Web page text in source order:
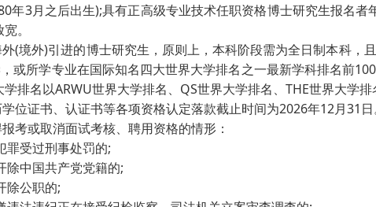
年3月之后出生);具有正高级专业技术任职资格博士研究生报名
。
(境外)引进的博士研究生，原则上，本科阶段需为全日制本科
或所学专业在国际知名四大世界大学排名之一最新学科排名前
学排名以ARWU世界大学排名、QS世界大学排名、THE世界大学排
位证书、认证书等各项资格认定落款截止时间为2026年12月31日
考或取消面试考核、聘用资格的情形：
罪受过刑事处罚的;
除中国共产党党籍的;
除公职的;